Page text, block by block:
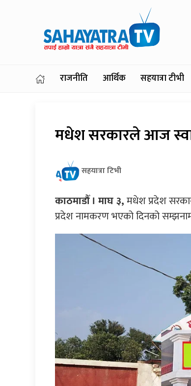
राजनीति आर्थिक सहयात्रा टीभी
मधेश सरकारले आज
सहयात्रा टिभी
काठमाडौँ । माघ ३,मधेश प्रदेश
प्रदेश नामकरण भएको दिनको